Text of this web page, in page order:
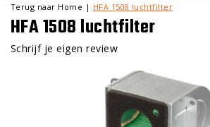
Terug naar Home | HFA 1508 luchtfilter
HFA 1508 luchtfilter
Schrijf je eigen review